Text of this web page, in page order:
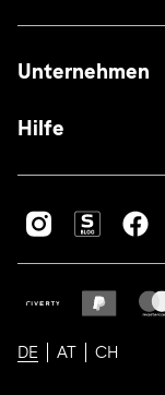
Unternehmen
Hilfe
DE AT CH